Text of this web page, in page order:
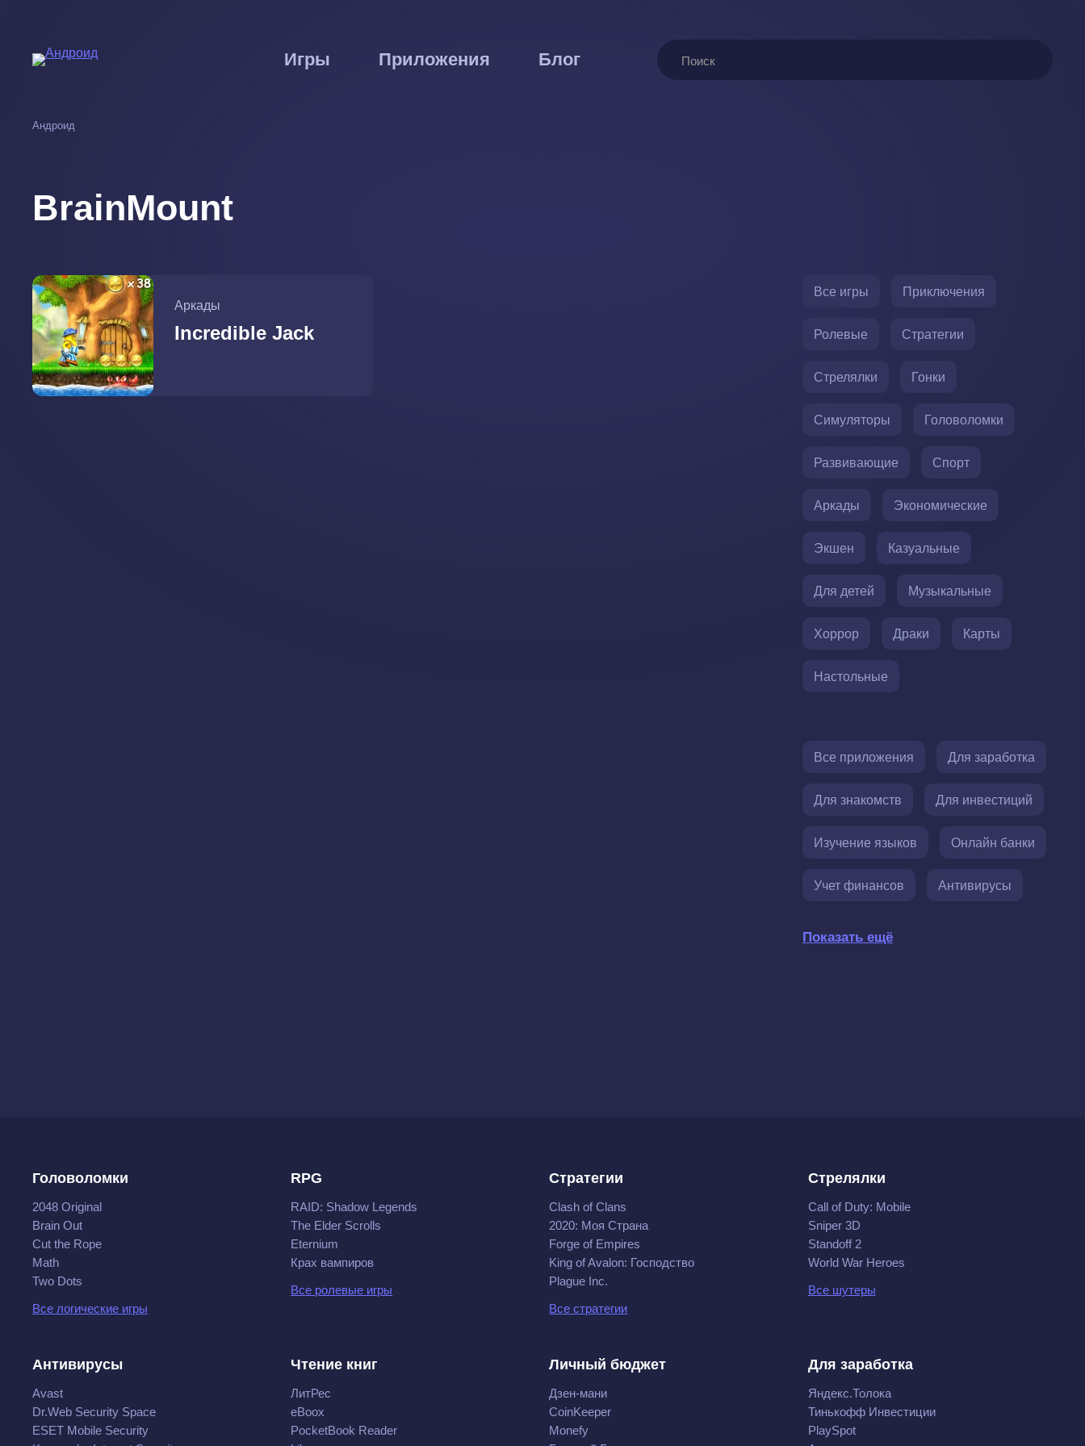
основному
Игры Приложения Блог Поиск
Андроид
BrainMount
Аркады
Incredible Jack
Все игры Приключения
Ролевые Стратегии
Стрелялки Гонки
Симуляторы Головоломки
Развивающие Спорт
Аркады Экономические
Экшен Казуальные
Для детей Музыкальные
Хоррор Драки Карты
Настольные
Все приложения Для заработка
Для знакомств Для инвестиций
Изучение языков Онлайн банки
Учет финансов Антивирусы
Показать ещё
Головоломки
2048 Original
Brain Out
Cut the Rope
Math
Two Dots
Все логические игры
RPG
RAID: Shadow Legends
The Elder Scrolls
Eternium
Крах вампиров
Все ролевые игры
Стратегии
Clash of Clans
2020: Моя Cтрана
Forge of Empires
King of Avalon: Господство
Plague Inc.
Все стратегии
Стрелялки
Call of Duty: Mobile
Sniper 3D
Standoff 2
World War Heroes
Все шутеры
Антивирусы
Avast
Dr.Web Security Space
ESET Mobile Security
Чтение книг
ЛитРес
eBoox
PocketBook Reader
Личный бюджет
Дзен-мани
CoinKeeper
Monefy
Для заработка
Яндекс.Толока
Тинькофф Инвестиции
PlaySpot